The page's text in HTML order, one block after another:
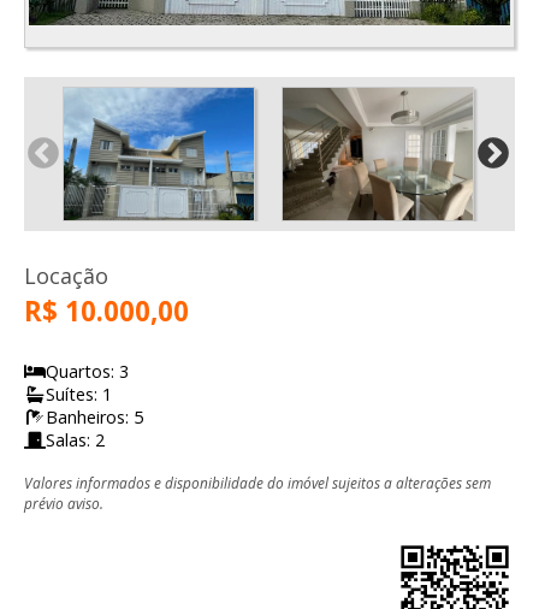
Locação
R$ 10.000,00
Quartos: 3
Suítes: 1
Banheiros: 5
Salas: 2
Valores informados e disponibilidade do imóvel sujeitos a alterações sem
prévio aviso.